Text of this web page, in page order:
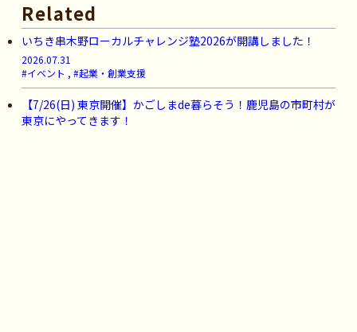
Related
いちき串木野ローカルチャレンジ塾2026が開講しました！
2026.07.31
#イベント , #起業・創業支援
【7/26(日) 東京開催】かごしまde暮らそう！鹿児島の市町村が
東京にやってきます！